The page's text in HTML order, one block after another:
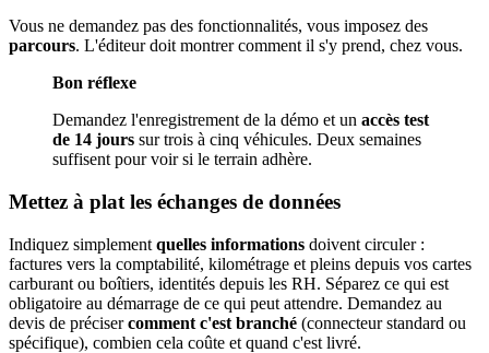
Vous ne demandez pas des fonctionnalités, vous imposez des
parcours. L'éditeur doit montrer comment il s'y prend, chez vous.
Bon réflexe
Demandez l'enregistrement de la démo et un accès test
de 14 jours sur trois à cinq véhicules. Deux semaines
suffisent pour voir si le terrain adhère.
Mettez à plat les échanges de données
Indiquez simplement quelles informations doivent circuler :
factures vers la comptabilité, kilométrage et pleins depuis vos cartes
carburant ou boîtiers, identités depuis les RH. Séparez ce qui est
obligatoire au démarrage de ce qui peut attendre. Demandez au
devis de précisercomment c'est branché (connecteur standard ou
spécifique), combien cela coûte et quand c'est livré.